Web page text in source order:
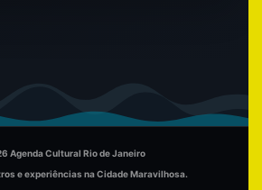
Agenda Cultural Rio de Janeiro
e experiências na Cidade Maravilhosa.